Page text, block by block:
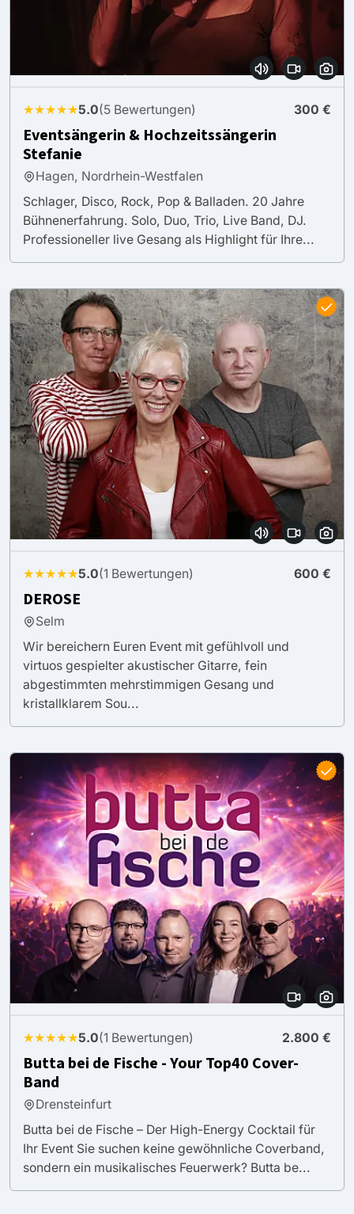
★★★★★5.0(5 Bewertungen) 300 €
Eventsängerin & Hochzeitssängerin
Stefanie
Hagen, Nordrhein-Westfalen
Schlager, Disco, Rock, Pop & Balladen. 20 Jahre
Bühnenerfahrung. Solo, Duo, Trio, Live Band, DJ.
Professioneller live Gesang als Highlight für Ihre...
★★★★★5.0(1 Bewertungen) 600 €
DEROSE
Selm
Wir bereichern Euren Event mit gefühlvoll und
virtuos gespielter akustischer Gitarre, fein
abgestimmten mehrstimmigen Gesang und
kristallklarem Sou...
★★★★★5.0(1 Bewertungen) 2.800 €
Butta bei de Fische - Your Top40 Cover-
Band
Drensteinfurt
Butta bei de Fische – Der High-Energy Cocktail für
Ihr Event Sie suchen keine gewöhnliche Coverband,
sondern ein musikalisches Feuerwerk? Butta be...